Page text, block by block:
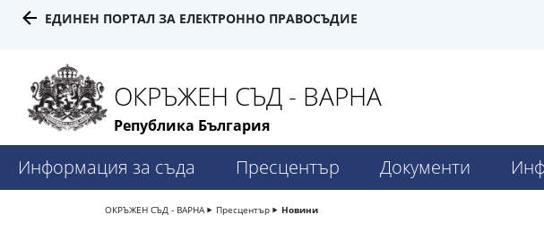
ЕДИНЕН ПОРТАЛ ЗА ЕЛЕКТРОННО ПРАВОСЪДИЕ
ОКРЪЖЕН СЪД - ВАРНА
Република България
Информация за съда Пресцентър Документи
ОКРЪЖЕН СЪД - ВАРНА Пресцентър Новини